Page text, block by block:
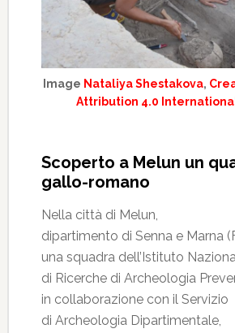
Image Nataliya Shestakova,
Attribution 4.0
Scoperto a Melun un
gallo-romano
Nella città di Melun,
dipartimento di Senna e Marna
una squadra dell’Istituto
di Ricerche di Archeologia
in collaborazione con il Servizio
di Archeologia Dipartimentale,